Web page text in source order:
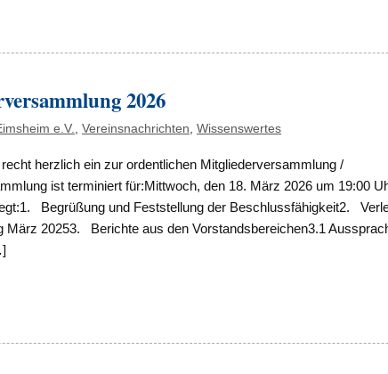
2026
e.V., Vereinsnachrichten, Wissenswertes
herzlich ein zur ordentlichen Mitgliederversammlung /
ist terminiert für:Mittwoch, den 18. März 2026 um 19:00
Begrüßung und Feststellung der Beschlussfähigkeit2.
März 20253. Berichte aus den Vorstandsbereichen3.1